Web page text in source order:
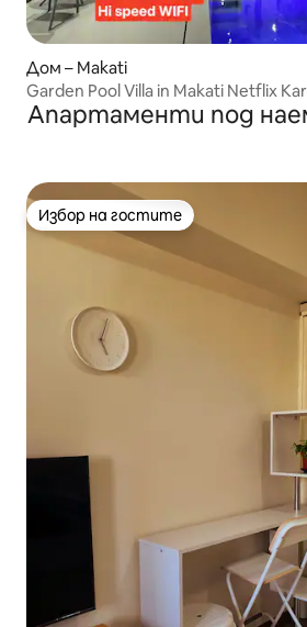
Дом – Makati
Garden Pool Villa in Makati Netflix
Апартаменти под
Избор на гостите
Избор на гостите